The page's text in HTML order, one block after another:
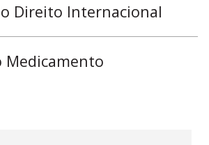
Direito Internacional
Medicamento